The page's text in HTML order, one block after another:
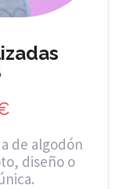
de algodón
diseño o